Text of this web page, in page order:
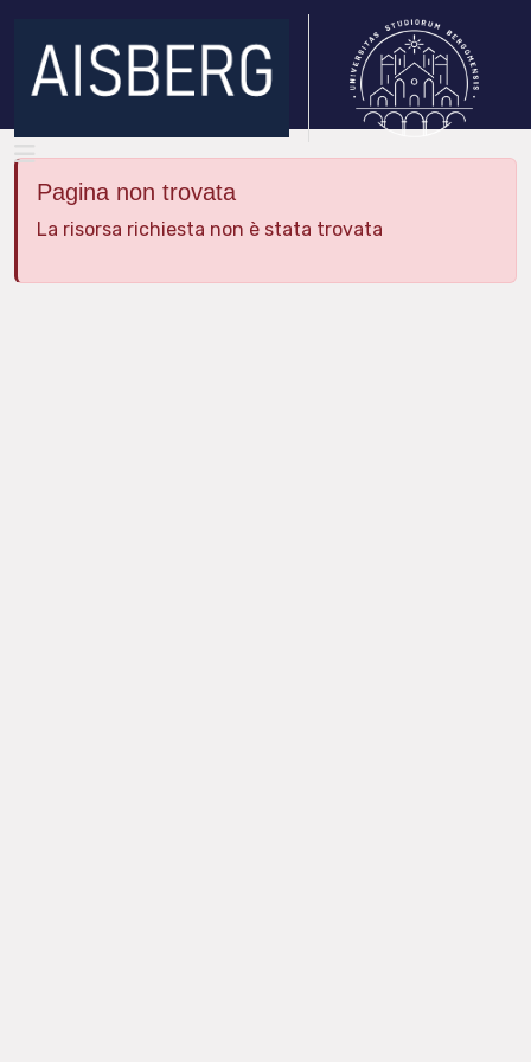
Pagina non trovata
La risorsa richiesta non è stata trovata